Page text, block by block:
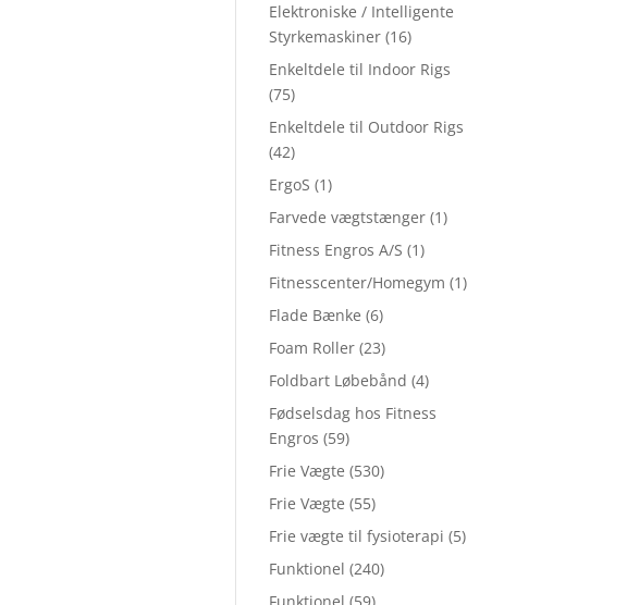
Elektroniske / Intelligente
Styrkemaskiner (16)
Enkeltdele til Indoor Rigs
(75)
Enkeltdele til Outdoor Rigs
(42)
ErgoS (1)
Farvede vægtstænger (1)
Fitness Engros A/S (1)
Fitnesscenter/Homegym (1)
Flade Bænke (6)
Foam Roller (23)
Foldbart Løbebånd (4)
Fødselsdag hos Fitness
Engros (59)
Frie Vægte (530)
Frie Vægte (55)
Frie vægte til fysioterapi (5)
Funktionel (240)